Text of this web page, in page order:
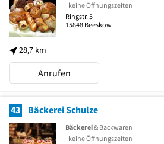
28,7 km
keine Öffnungszeiten
Ringstr. 5
15848 Beeskow
Anrufen
43 Bäckerei Schulze
Bäckerei& Backwaren
keine Öffnungszeiten